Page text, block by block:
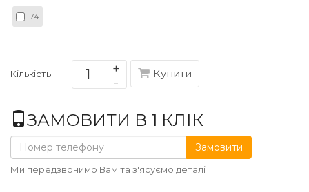
74
Кількість Купити
ЗАМОВИТИ В 1 КЛІК
Замовити
Ми передзвонимо Вам та з'ясуємо деталі